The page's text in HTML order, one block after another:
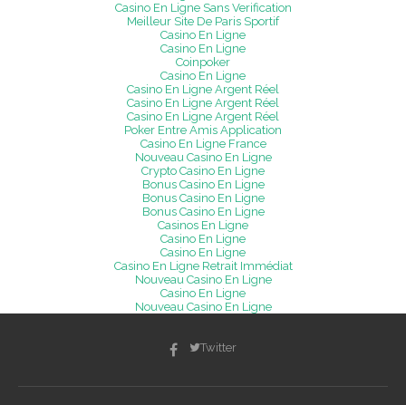
Casino En Ligne Sans Verification
Meilleur Site De Paris Sportif
Casino En Ligne
Casino En Ligne
Coinpoker
Casino En Ligne
Casino En Ligne Argent Réel
Casino En Ligne Argent Réel
Casino En Ligne Argent Réel
Poker Entre Amis Application
Casino En Ligne France
Nouveau Casino En Ligne
Crypto Casino En Ligne
Bonus Casino En Ligne
Bonus Casino En Ligne
Bonus Casino En Ligne
Casinos En Ligne
Casino En Ligne
Casino En Ligne
Casino En Ligne Retrait Immédiat
Nouveau Casino En Ligne
Casino En Ligne
Nouveau Casino En Ligne
Twitter